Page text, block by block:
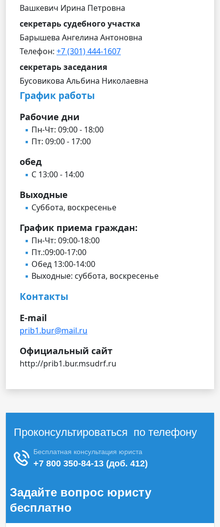
Вашкевич Ирина Петровна
секретарь судебного участка
Барышева Ангелина Антоновна
Телефон: +7 (301) 444-1607
секретарь заседания
Бусовикова Альбина Николаевна
График работы
Рабочие дни
Пн-Чт: 09:00 - 18:00
Пт: 09:00 - 17:00
обед
С 13:00 - 14:00
Выходные
Суббота, воскресенье
График приема граждан:
Пн-Чт: 09:00-18:00
Пт.:09:00-17:00
Обед 13:00-14:00
Выходные: суббота, воскресенье
Контакты
E-mail
prib1.bur@mail.ru
Официальный сайт
http://prib1.bur.msudrf.ru